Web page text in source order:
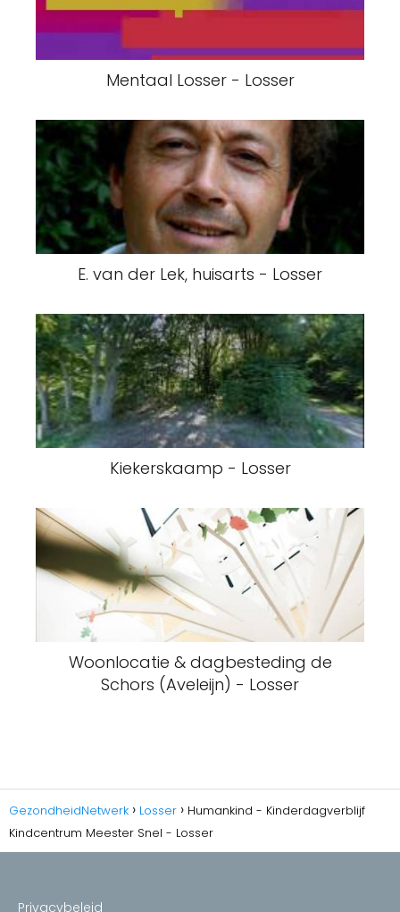
Mentaal Losser - Losser
E. van der Lek, huisarts - Losser
Kiekerskaamp - Losser
Woonlocatie & dagbesteding de
Schors (Aveleijn) - Losser
GezondheidNetwerk Losser
Humankind - Kinderdagverblijf
Kindcentrum Meester Snel - Losser
Privacybeleid